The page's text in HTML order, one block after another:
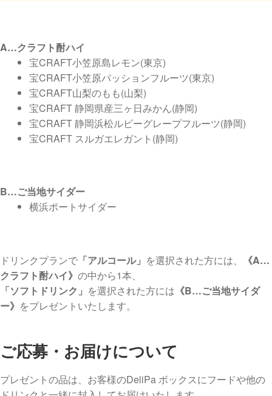
A…クラフト酎ハイ
宝CRAFT小笠原島レモン(東京)
宝CRAFT小笠原パッションフルーツ(東京)
宝CRAFT山梨のもも(山梨)
宝CRAFT 静岡県産三ヶ日みかん(静岡)
宝CRAFT 静岡浜松ルビーグレープフルーツ(静岡)
宝CRAFT スルガエレガント(静岡)
B…ご当地サイダー
横浜ポートサイダー
ドリンクプランで 「アルコール」 を選択された方には、
《A…
クラフト酎ハイ》 の中から1本、
「ソフトドリンク」 を選択された方には 《B…ご当地サイダ
ー》 をプレゼントいたします。
ご応募・お届けについて
プレゼントの品は、お客様のDeliPa ボックスにフードや他の